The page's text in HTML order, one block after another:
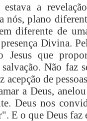
a
nós, plano
diferente de
Divina.
Jesus que
Não faz
acepção de
a Deus,
Deus nos
E o que Deus faz